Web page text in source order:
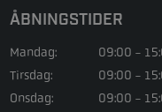
ÅBNINGSTIDER
Mandag:
09:00 -
Tirsdag:
09:00 -
Onsdag:
09:00 -